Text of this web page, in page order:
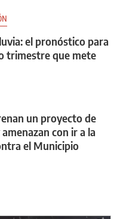
el pronóstico para
trimestre que mete
un proyecto de
con ir a la
el Municipio